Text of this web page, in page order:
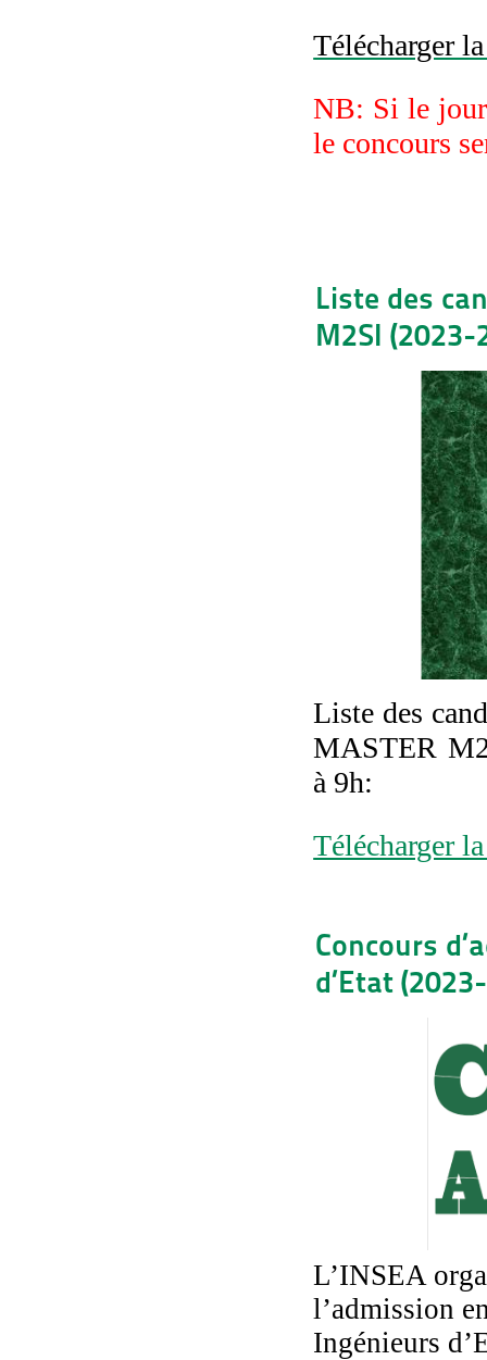
Télécharger
NB: Si le
le concours
Liste des
M2SI (2023-
Liste des
MASTER
à 9h:
Télécharger
Concours
d’Etat
L’INSEA
l’admission
Ingénieurs